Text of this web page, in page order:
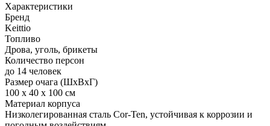
Характеристики
Бренд
Keittio
Топливо
Дрова, уголь, брикеты
Количество персон
до 14 человек
Размер очага (ШхВхГ)
100 х 40 х 100 см
Материал корпуса
Низколегированная сталь Cor‑Ten, устойчивая к коррозии и